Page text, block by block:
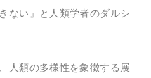
ない』と人類学者のダルシ
人類の多様性を象徴する展